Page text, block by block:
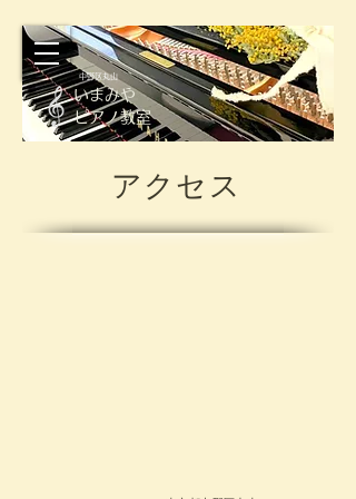
​いまみや
ピアノ教室
​中野区丸山
​​アクセス